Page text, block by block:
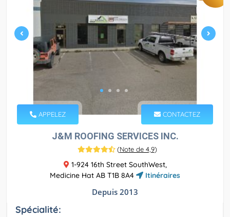
APPELEZ CONTACTEZ
J&M ROOFING SERVICES INC.
(Note de 4,9)
1-924 16th Street SouthWest,
Medicine Hat AB T1B 8A4
Itinéraires
Depuis 2013
Spécialité: